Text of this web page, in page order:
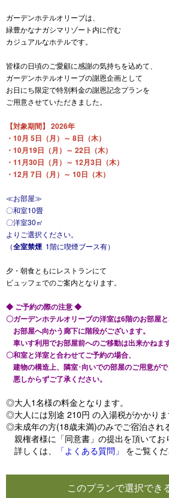
ガーデンホテルオリーブは、
緑豊かなナガシマリゾート内に佇む
カジュアルなホテルです。
皆様の日頃のご愛顧に感謝の気持ちを込めて、
ガーデンホテルオリーブの謝恩企画として
お日にち限定で特別料金の謝恩記念プランを
ご用意させていただきました。
【対象期間】 2026年
・10月 5日（月）～ 8日（木）
・10月19日（月）～ 22日（木）
・11月30日（月）～ 12月3日（木）
・12月 7日（月）～ 10日（木）
≪お部屋≫
〇和室10畳
〇洋室30㎡
よりご選択ください。
（全室禁煙 1階に喫煙ブース有）
夕・朝食ともにレストランにて
ビュッフェでのご案内となります。
◆ ご予約の際の注意 ◆
〇ガーデンホテルオリーブの洋室は6階のお部屋
お部屋へ向かう廊下に階段がございます。
車いす利用でお部屋前へのご移動は出来かねま
〇和室と洋室と合わせてご予約の場合、
建物の構造上、隣室･向いでの部屋のご用意がで
悪しからずご了承ください。
◎大人1名様の料金となります。
◎大人には別途 210円 の入湯税がかかりま
◎未成年の方(18歳未満)のみでご宿泊され
親権者様に「同意書」の提出を頂いてお
詳しくは、
「よくある質問」 をご覧くだ
このプランで選択でき